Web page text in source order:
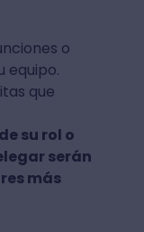
o
equipo.
que
su rol o
serán
más